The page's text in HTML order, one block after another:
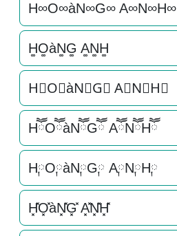
H∞O∞àN∞G∞ A∞N∞H∞
H͚O͚àN͚G͚ A͚N͚H͚
H⃒O⃒àN⃒G⃒ A⃒N⃒H⃒
HཽOཽàNཽGཽ AཽNཽHཽ
H༙O༙àN༙G༙ A༙N༙H༙
H͓̽O͓̽àN͓̽G͓̽ A͓̽N͓̽H͓̽